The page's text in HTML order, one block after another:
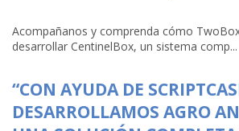
Acompañanos y comprenda cómo
desarrollar CentinelBox, un sistema comp...
“CON AYUDA DE
DESARROLLAMOS AGRO